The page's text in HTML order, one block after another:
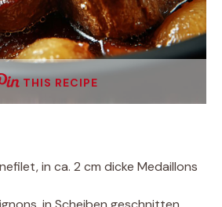
THIS RECIPE
in ca. 2 cm dicke Medaillons